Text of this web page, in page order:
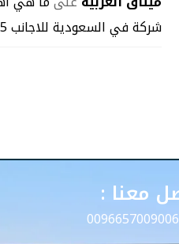
شركة في السعودية للاجانب 2025؟
معنا :